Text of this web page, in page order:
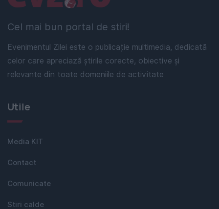
Cel mai bun portal de stiri!
Evenimentul Zilei este o publicație multimedia, dedicată
celor care apreciază știrile corecte, obiective și
relevante din toate domeniile de activitate
Utile
Media KIT
Contact
Comunicate
Stiri calde